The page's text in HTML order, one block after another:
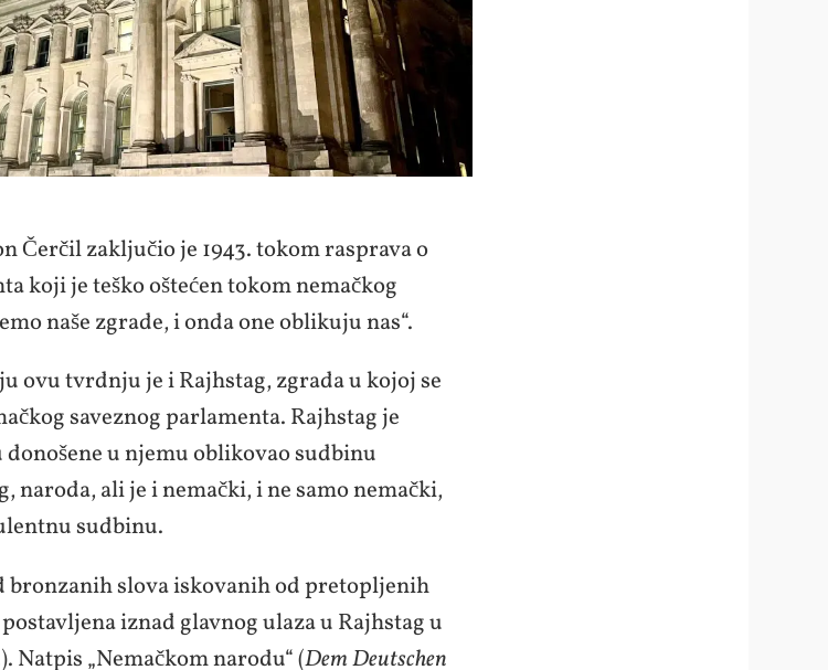
zaključio je 1943. tokom rasprava o
koji je teško oštećen tokom nemačkog
naše zgrade, i onda one oblikuju nas“.
ovu tvrdnju je i Rajhstag, zgrada u kojoj se
saveznog parlamenta. Rajhstag je
u njemu oblikovao sudbinu
naroda, ali je i nemački, i ne samo nemački,
sudbinu.
bronzanih slova iskovanih od pretopljenih
iznad glavnog ulaza u Rajhstag u
Natpis „Nemačkom narodu“ (Dem Deutschen